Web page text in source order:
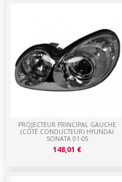
PROJECTEUR PRINCIPAL GAUCHE
(CÔTÉ CONDUCTEUR) HYUNDAI
SONATA 01-05
148,01 €